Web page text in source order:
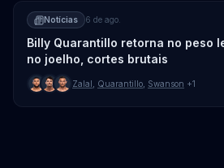
Notícias 6 de ago.
Billy Quarantillo retorna no peso
no joelho, cortes brutais
Zalal Quarantillo Swanson +1